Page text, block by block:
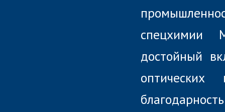
спецхимии
достойный